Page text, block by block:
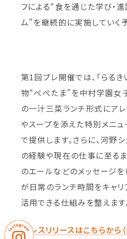
フによる“食を通じた学び・
ム”を継続的に実施していく
第1回プレ開催では、「らるき
物“ぺぺたま”を中村学園女
の一汁三菜ランチ形式にア
やスープを添えた特別メニ
で提供します。さらに、河野
の経験や現在の仕事に至る
のエールなどのメッセージを
が日常のランチ時間をキャ
活用できる仕組みを整えます
プレスリリースはこちらから（